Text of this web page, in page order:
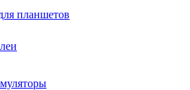
планшетов